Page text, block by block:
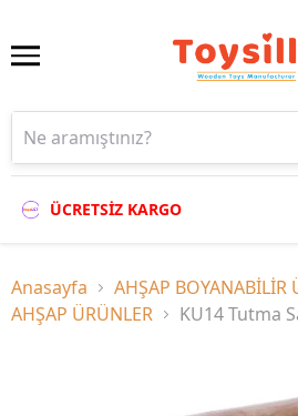
ÜCRETSİZ KARGO
Anasayfa
AHŞAP BOYANABİLİR
AHŞAP ÜRÜNLER
KU14 Tutma